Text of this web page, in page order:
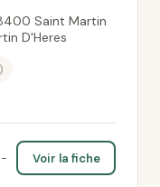
Saint Martin
D'Heres
Voir la fiche